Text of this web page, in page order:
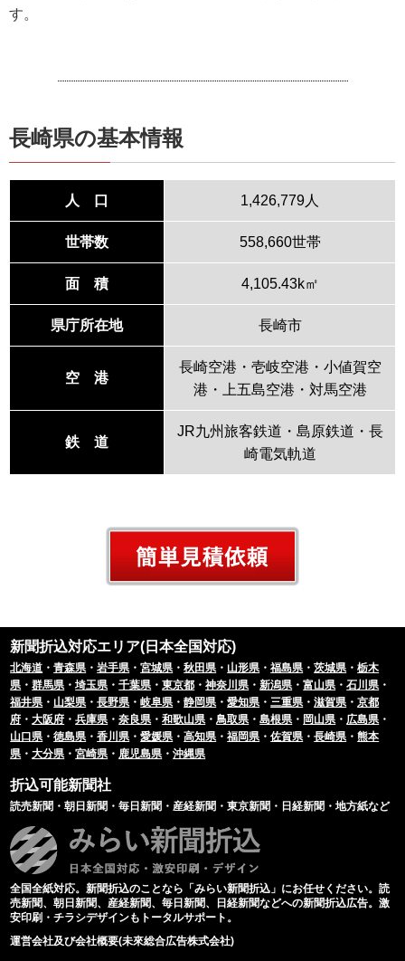
す。
長崎県の基本情報
人 口 1,426,779人
世帯数 558,660世帯
面 積 4,105.43k㎡
県庁所在地 長崎市
空 港
長崎空港・壱岐空港・小値賀空
港・上五島空港・対馬空港
鉄 道
JR九州旅客鉄道・島原鉄道・長
崎電気軌道
新聞折込対応エリア(日本全国対応)
北海道 ・青森県 ・岩手県 ・宮城県 ・秋田県 ・ 山形県 ・福島県 ・茨城県 ・栃木
県 ・群馬県 ・埼玉県 ・千葉県 ・東京都 ・神奈川県 ・新潟県 ・富山県 ・石川県 ・
福井県 ・ 山梨県 ・長野県 ・岐阜県 ・静岡県 ・愛知県 ・ 三重県 ・滋賀県 ・京都
府 ・大阪府 ・兵庫県 ・奈良県 ・和歌山県 ・鳥取県 ・島根県 ・ 岡山県 ・ 広島県 ・
山口県 ・徳島県 ・香川県 ・愛媛県 ・高知県 ・福岡県 ・佐賀県 ・長崎県 ・熊本
県 ・大分県 ・宮崎県 ・ 鹿児島県 ・沖縄県
折込可能新聞社
読売新聞・朝日新聞・毎日新聞・産経新聞・東京新聞・日経新聞・地方紙など
全国全紙対応。新聞折込のことなら「みらい新聞折込」にお任せください。読
売新聞、朝日新聞、産経新聞、毎日新聞、日経新聞などへの新聞折込広告。激
安印刷・チラシデザインもトータルサポート。
運営会社及び会社概要(未來総合広告株式会社)